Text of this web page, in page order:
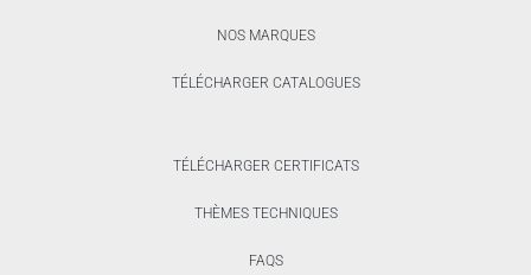
NOS MARQUES
TÉLÉCHARGER CATALOGUES
TÉLÉCHARGER CERTIFICATS
THÈMES TECHNIQUES
FAQS